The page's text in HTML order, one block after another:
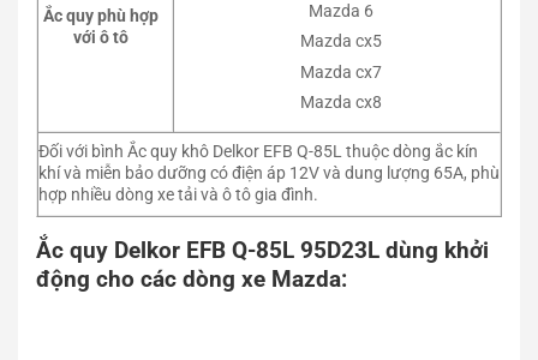
Ắc quy phù hợp
với ô tô
Mazda 6
Mazda cx5
Mazda cx7
Mazda cx8
Đối với bình Ắc quy khô Delkor EFB Q-85L thuộc dòng ắc kín
khí và miễn bảo dưỡng có điện áp 12V và dung lượng 65A, phù
hợp nhiều dòng xe tải và ô tô gia đình.
Ắc quy Delkor EFB Q-85L 95D23L dùng khởi
động cho các dòng xe Mazda: